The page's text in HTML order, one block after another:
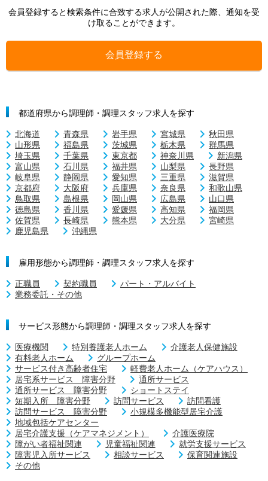
会員登録すると検索条件に合致する求人が公開された際、通知を受
け取ることができます。
会員登録する
都道府県から調理師・調理スタッフ求人を探す
北海道 青森県 岩手県 宮城県
秋田県
山形県
福島県 茨城県 栃木県
群馬県
埼玉県
千葉県 東京都 神奈川県
新潟県
富山県
石川県 福井県 山梨県
長野県
岐阜県
静岡県 愛知県 三重県
滋賀県
京都府
大阪府 兵庫県 奈良県
和歌山県
鳥取県
島根県 岡山県 広島県
山口県
徳島県
香川県 愛媛県 高知県
福岡県
佐賀県
長崎県 熊本県 大分県
宮崎県
鹿児島県
沖縄県
雇用形態から調理師・調理スタッフ求人を探す
正職員 契約職員
パート・アルバイト
業務委託・その他
サービス形態から調理師・調理スタッフ求人を探す
医療機関 特別養護老人ホーム
介護老人保健施設
有料老人ホーム
グループホーム
サービス付き高齢者住宅
軽費老人ホーム（ケアハウス）
居宅系サービス 障害分野
通所サービス
通所サービス 障害分野
ショートステイ
短期入所 障害分野
訪問サービス
訪問看護
訪問サービス 障害分野
小規模多機能型居宅介護
地域包括ケアセンター
居宅介護支援（ケアマネジメント）
介護医療院
障がい者福祉関連
児童福祉関連
就労支援サービス
障害児入所サービス
相談サービス
保育関連施設
その他